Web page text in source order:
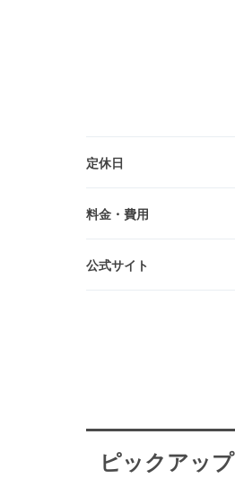
定休日
料金・費用
公式サイト
ピックアップ